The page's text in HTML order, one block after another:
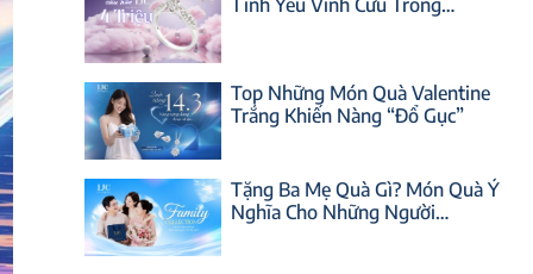
Top Những Món Quà Valentine
Trắng Khiến Nàng “Đổ Gục”
Tặng Ba Mẹ Quà Gì? Món Quà Ý
Nghĩa Cho Những Người…